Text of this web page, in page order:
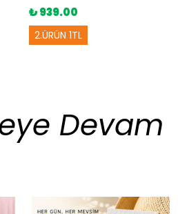
₺ 939.00
2.ÜRÜN 1TL
Devam